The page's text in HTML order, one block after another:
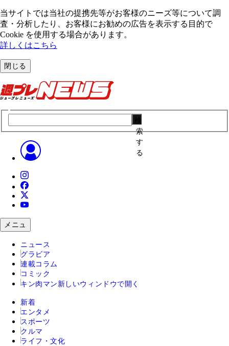
当サイトでは当社の提携先等がお客様のニーズ等について調
査・分析したり、お客様にお勧めの広告を表⽰する⽬的で
Cookie を使⽤する場合があります。
詳しくはこちら
閉じる
索
す
る
メニュ
ニュース
グラビア
連載コラム
コミック
キン肉マン 新しいウィンドウで開く
新着
エンタメ
スポーツ
クルマ
ライフ・文化